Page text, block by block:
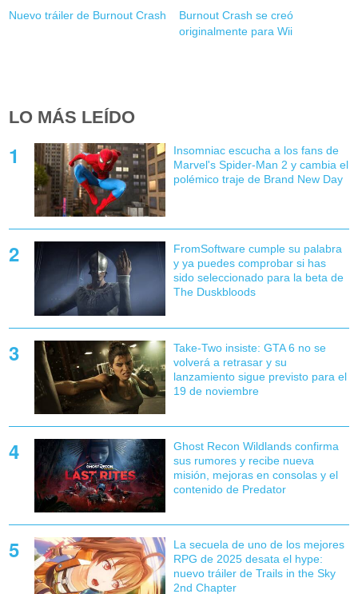
Nuevo tráiler de Burnout Crash
Burnout Crash se creó
originalmente para Wii
LO MÁS LEÍDO
Insomniac escucha a los fans de
Marvel's Spider-Man 2 y cambia el
polémico traje de Brand New Day
FromSoftware cumple su palabra
y ya puedes comprobar si has
sido seleccionado para la beta de
The Duskbloods
Take-Two insiste: GTA 6 no se
volverá a retrasar y su
lanzamiento sigue previsto para el
19 de noviembre
Ghost Recon Wildlands confirma
sus rumores y recibe nueva
misión, mejoras en consolas y el
contenido de Predator
La secuela de uno de los mejores
RPG de 2025 desata el hype:
nuevo tráiler de Trails in the Sky
2nd Chapter